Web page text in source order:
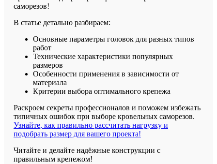
саморезов!
В статье детально разбираем:
Основные параметры головок для разных типов
работ
Технические характеристики популярных
размеров
Особенности применения в зависимости от
материала
Критерии выбора оптимального крепежа
Раскроем секреты профессионалов и поможем избежать
типичных ошибок при выборе кровельных саморезов.
Узнайте, как правильно рассчитать нагрузку и
подобрать размер для вашего проекта!
Читайте и делайте надёжные конструкции с
правильным крепежом!